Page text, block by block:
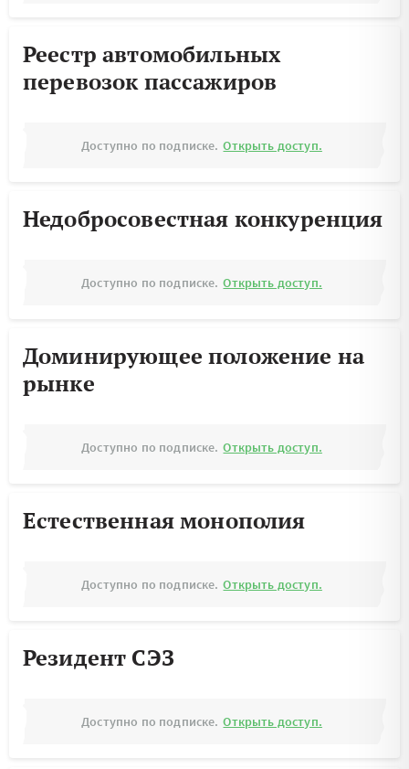
Реестр автомобильных
перевозок пассажиров
Доступно по подписке. Открыть доступ.
Недобросовестная конкуренция
Доступно по подписке. Открыть доступ.
Доминирующее положение на
рынке
Доступно по подписке. Открыть доступ.
Естественная монополия
Доступно по подписке. Открыть доступ.
Резидент СЭЗ
Доступно по подписке. Открыть доступ.